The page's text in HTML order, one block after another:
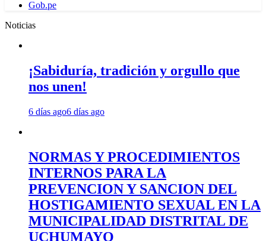
Gob.pe
Noticias
¡Sabiduría, tradición y orgullo que
nos unen!
6 días ago6 días ago
NORMAS Y PROCEDIMIENTOS
INTERNOS PARA LA
PREVENCION Y SANCION DEL
HOSTIGAMIENTO SEXUAL EN LA
MUNICIPALIDAD DISTRITAL DE
UCHUMAYO